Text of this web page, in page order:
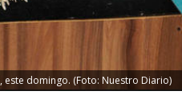
este domingo. (Foto: Nuestro Diario)